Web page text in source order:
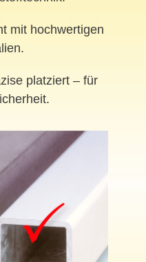
mit hochwertigen
platziert – für